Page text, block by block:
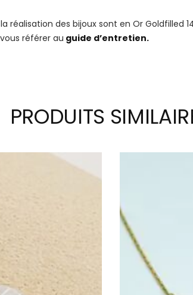
réalisation des bijoux sont en Or Goldfilled
référer au guide d’entretien.
PRODUITS